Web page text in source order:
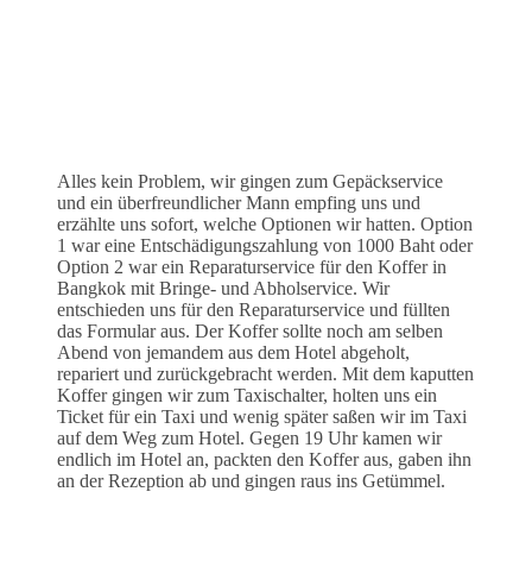
Alles kein Problem, wir gingen zum Gepäckservice
und ein überfreundlicher Mann empfing uns und
erzählte uns sofort, welche Optionen wir hatten. Option
1 war eine Entschädigungszahlung von 1000 Baht oder
Option 2 war ein Reparaturservice für den Koffer in
Bangkok mit Bringe- und Abholservice. Wir
entschieden uns für den Reparaturservice und füllten
das Formular aus. Der Koffer sollte noch am selben
Abend von jemandem aus dem Hotel abgeholt,
repariert und zurückgebracht werden. Mit dem kaputten
Koffer gingen wir zum Taxischalter, holten uns ein
Ticket für ein Taxi und wenig später saßen wir im Taxi
auf dem Weg zum Hotel. Gegen 19 Uhr kamen wir
endlich im Hotel an, packten den Koffer aus, gaben ihn
an der Rezeption ab und gingen raus ins Getümmel.